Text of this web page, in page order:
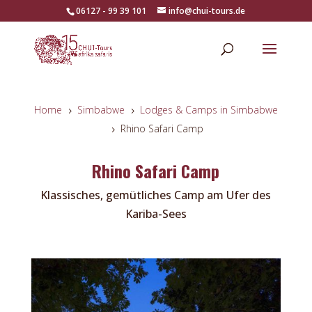
06127 - 99 39 101 info@chui-tours.de
Home 5 Simbabwe 5 Lodges & Camps in Simbabwe
5 Rhino Safari Camp
Rhino Safari Camp
Klassisches, gemütliches Camp am Ufer des
Kariba-Sees